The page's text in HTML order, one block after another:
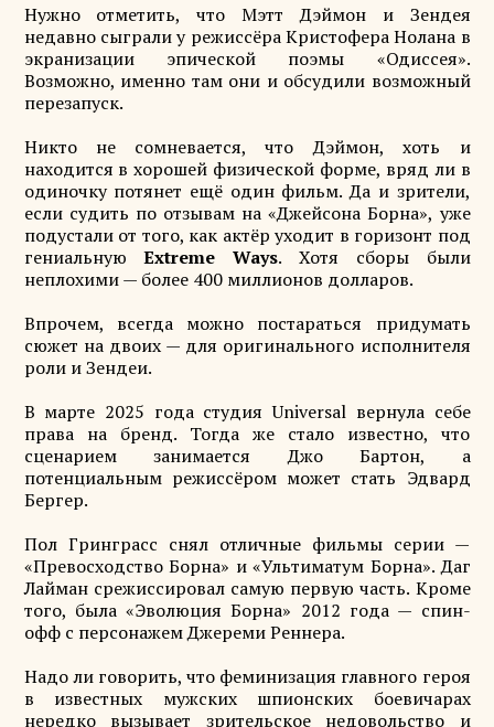
Нужно отметить, что Мэтт Дэймон и Зендея
недавно сыграли у режиссёра Кристофера Нолана в
экранизации эпической поэмы «Одиссея».
Возможно, именно там они и обсудили возможный
перезапуск.
Никто не сомневается, что Дэймон, хоть и
находится в хорошей физической форме, вряд ли в
одиночку потянет ещё один фильм. Да и зрители,
если судить по отзывам на «Джейсона Борна», уже
подустали от того, как актёр уходит в горизонт под
гениальнуюExtreme Ways. Хотя сборы были
неплохими — более 400 миллионов долларов.
Впрочем, всегда можно постараться придумать
сюжет на двоих — для оригинального исполнителя
роли и Зендеи.
В марте 2025 года студия Universal вернула себе
права на бренд. Тогда же стало известно, что
сценарием занимается Джо Бартон, а
потенциальным режиссёром может стать Эдвард
Бергер.
Пол Гринграсс снял отличные фильмы серии —
«Превосходство Борна» и «Ультиматум Борна». Даг
Лайман срежиссировал самую первую часть. Кроме
того, была «Эволюция Борна» 2012 года — спин-
офф с персонажем Джереми Реннера.
Надо ли говорить, что феминизация главного героя
в известных мужских шпионских боевичарах
нередко вызывает зрительское недовольство и